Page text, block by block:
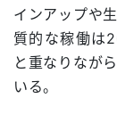
インアップや
質的な稼働は
と重なりなが
いる。